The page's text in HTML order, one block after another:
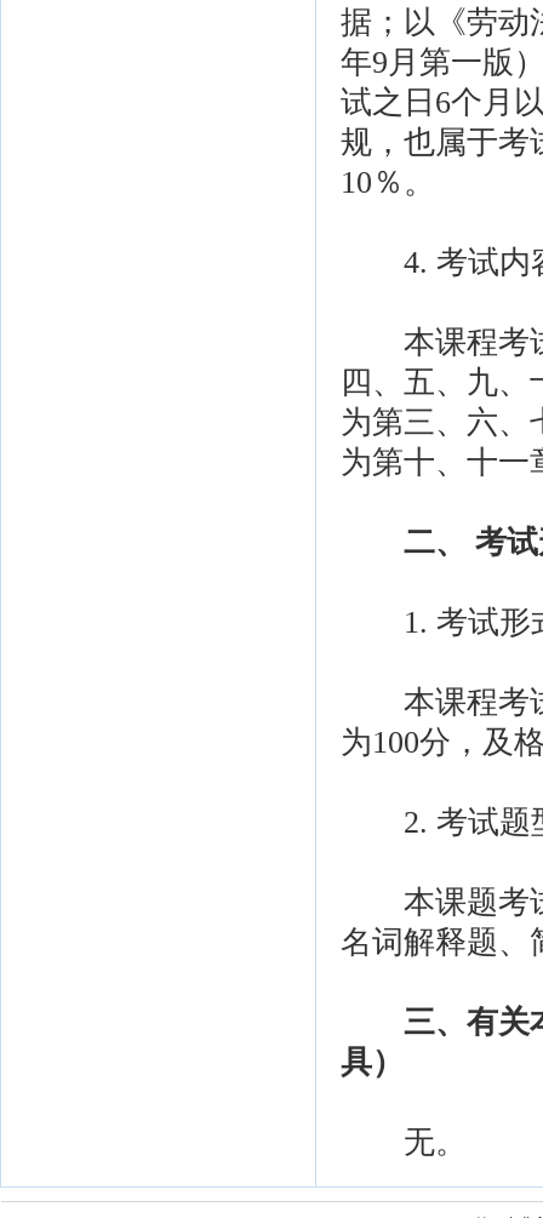
据；以《劳动
年9月第一版
试之日6个月
规，也属于考
10％。
4. 考试内
本课程考试
四、五、九
为第三、六、
为第十、十一
二、 考
1. 考试形
本课程考试
为100分，及
2. 考试题
本课题考试
名词解释题、
三、有关
具）
无。